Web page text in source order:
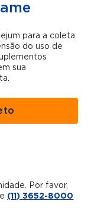
para a coleta
do uso de
sua
Por favor,
(11) 3652-8000